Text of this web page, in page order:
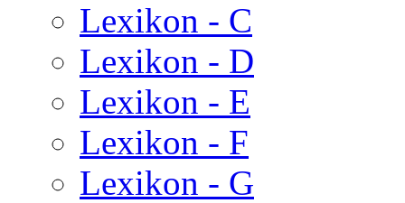
Lexikon - C
Lexikon - D
Lexikon - E
Lexikon - F
Lexikon - G